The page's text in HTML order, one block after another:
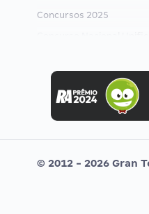
Concursos 2025
Concurso MPU
Editais publicados
© 2012 - 2026 Gran